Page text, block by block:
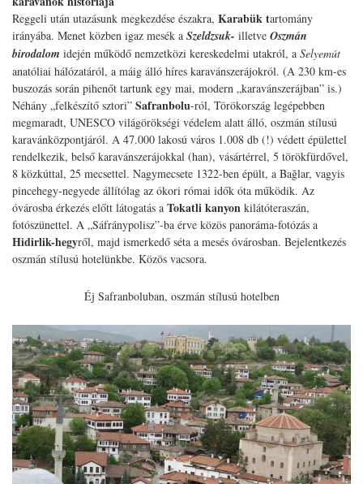
Reggeli után utazásunk megkezdése északra, Karabük tartomány
irányába. Menet közben igaz mesék a Szeldzsuk- illetve Oszmán
birodalom idején működő nemzetközi kereskedelmi utakról, a Selyemút
anatóliai hálózatáról, a máig álló híres karavánszerájokról. (A 230 km-es
buszozás során pihenőt tartunk egy mai, modern „karavánszerájban” is.)
Néhány „felkészítő sztori” Safranbolu-ról, Törökország legépebben
megmaradt, UNESCO világörökségi védelem alatt álló, oszmán stílusú
karavánközpontjáról. A 47.000 lakosú város 1.008 db (!) védett épülettel
rendelkezik, belső karavánszerájokkal (han), vásártérrel, 5 törökfürdővel,
8 közkúttal, 25 mecsettel. Nagymecsete 1322-ben épült, a Bağlar, vagyis
pincehegy-negyede állítólag az ókori római idők óta működik. Az
óvárosba érkezés előtt látogatás a Tokatli kanyon kilátóteraszán,
fotószünettel. A „Sáfránypolisz”-ba érve közös panoráma-fotózás a
Hidirlik-hegyről, majd ismerkedő séta a mesés óvárosban. Bejelentkezés
oszmán stílusú hotelünkbe. Közös vacsora.
Éj Safranboluban, oszmán stílusú hotelben